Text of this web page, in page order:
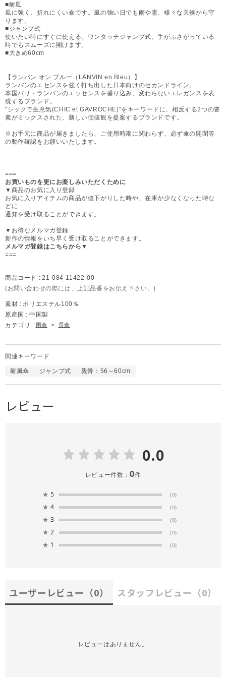
■耐風
風に強く、折れにくい傘です。風の強い日でも雨や雪、様々な天候から守
ります。
■ジャンプ式
使いたい時にすぐに使える、ワンタッチジャンプ式。手がふさがっている
時でもスムーズに開けます。
■大きめ60cm
【ランバン オン ブルー（LANVIN en Bleu）】
ランバンのエセンスを強く打ち出した日本向けのセカンドライン。
本国パリ・ランバンのエッセンスを盛り込み、変わらないエレガンスを表
現するブランド。
"シックで生意気(CHIC et GAVROCHE)"をキーワードに、相反する2つの要
素がミックスされた、新しい価値観を提案するブランドです。
※お手元に商品が届きましたら、ご使用時期に関わらず、必ず傘の開閉等
の動作確認をお願いいたします。
===
お買いものを更にお楽しみいただくために
▼商品のお気に入り登録
お気に入りアイテムの商品が値下がりした時や、在庫が少なくなった時な
どに
通知を受け取ることができます。
▼お得なメルマガ登録
新作の情報をいち早く受け取ることができます。
メルマガ登録はこちらから▼
===
商品コード : 21-084-11422-00
(お問い合わせの際には、上記品番をお伝え下さい。)
素材 : ポリエステル100％
原産国 : 中国製
カテゴリ : 雨傘 > 長傘
関連キーワード
耐風傘 ジャンプ式 親骨：56～60cm
レビュー
0.0
レビュー件数： 0件
★ 5 (0)
★ 4 (0)
★ 3 (0)
★ 2 (0)
★ 1 (0)
ユーザーレビュー （0） スタッフレビュー （0）
レビューはありません。